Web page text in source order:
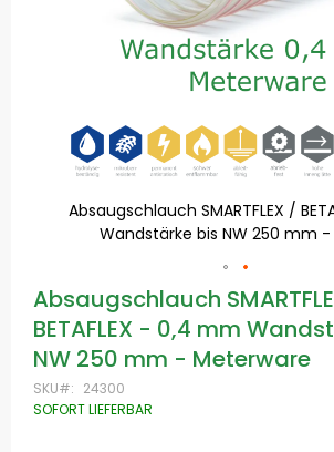
Absaugschlauch SMARTFLEX /
Wandstärke bis NW 250 mm
Zum
Anfang
der
springen
Absaugschlauch
BETAFLEX - 0,4 mm
NW 250 mm - Meterware
SKU
24300
SOFORT LIEFERBAR